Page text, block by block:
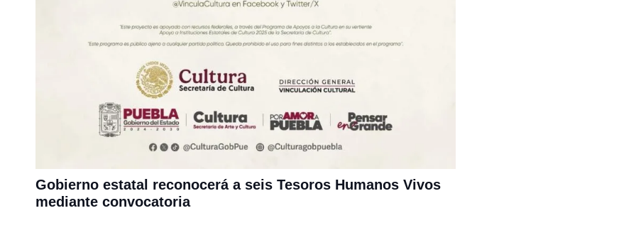
Gobierno estatal reconocerá a seis Tesoros Humanos Vivos
mediante convocatoria